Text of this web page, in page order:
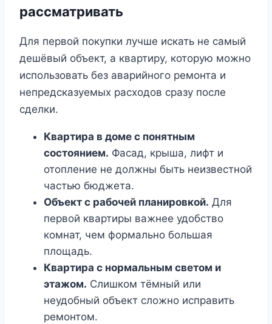
рассматривать
Для первой покупки лучше искать не самый
дешёвый объект, а квартиру, которую можно
использовать без аварийного ремонта и
непредсказуемых расходов сразу после
сделки.
Квартира в доме с понятным
состоянием. Фасад, крыша, лифт и
отопление не должны быть неизвестной
частью бюджета.
Объект с рабочей планировкой. Для
первой квартиры важнее удобство
комнат, чем формально большая
площадь.
Квартира с нормальным светом и
этажом. Слишком тёмный или
неудобный объект сложно исправить
ремонтом.